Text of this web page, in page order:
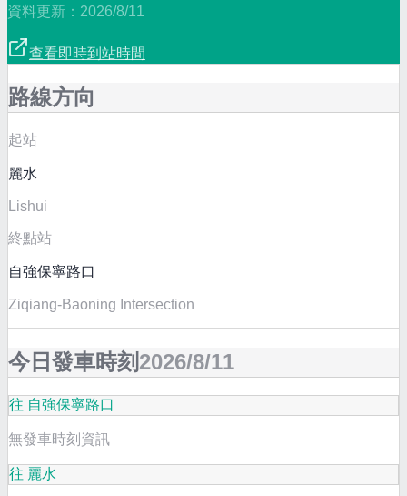
資料更新： 2026/8/11
查看即時到站時間
路線方向
起站
麗水
Lishui
終點站
自強保寧路口
Ziqiang-Baoning Intersection
今日發車時刻 2026/8/11
往 自強保寧路口
無發車時刻資訊
往 麗水